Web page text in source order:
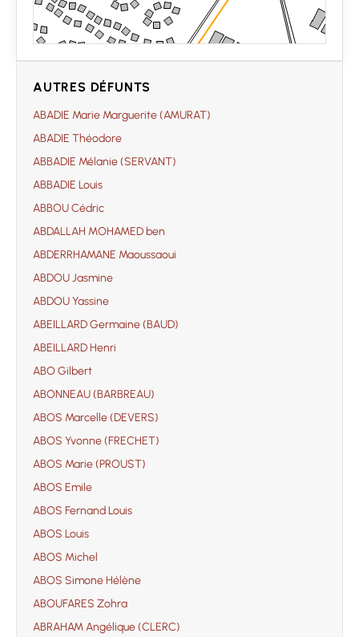
AUTRES DÉFUNTS
ABADIE Marie Marguerite (AMURAT)
ABADIE Théodore
ABBADIE Mélanie (SERVANT)
ABBADIE Louis
ABBOU Cédric
ABDALLAH MOHAMED ben
ABDERRHAMANE Maoussaoui
ABDOU Jasmine
ABDOU Yassine
ABEILLARD Germaine (BAUD)
ABEILLARD Henri
ABO Gilbert
ABONNEAU (BARBREAU)
ABOS Marcelle (DEVERS)
ABOS Yvonne (FRECHET)
ABOS Marie (PROUST)
ABOS Emile
ABOS Fernand Louis
ABOS Louis
ABOS Michel
ABOS Simone Hélène
ABOUFARES Zohra
ABRAHAM Angélique (CLERC)